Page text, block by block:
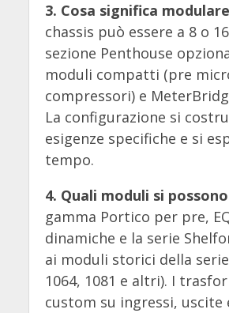
3. Cosa significa
chassis può essere a 8 o
sezione Penthouse
moduli compatti (pre
compressori) e
La configurazione si
esigenze specifiche e si
tempo.
4. Quali moduli si
gamma Portico per pre,
dinamiche e la serie
ai moduli storici della serie
1064, 1081 e altri). I
custom su ingressi, uscite